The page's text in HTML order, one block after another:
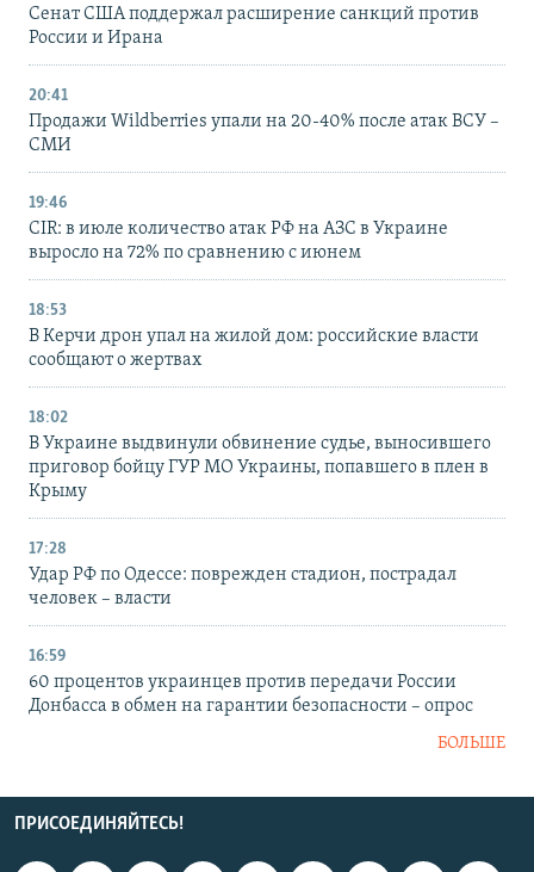
Сенат США поддержал расширение санкций против
России и Ирана
20:41
Продажи Wildberries упали на 20-40% после атак ВСУ –
СМИ
19:46
CIR: в июле количество атак РФ на АЗС в Украине
выросло на 72% по сравнению с июнем
18:53
В Керчи дрон упал на жилой дом: российские власти
сообщают о жертвах
18:02
В Украине выдвинули обвинение судье, выносившего
приговор бойцу ГУР МО Украины, попавшего в плен в
Крыму
17:28
Удар РФ по Одессе: поврежден стадион, пострадал
человек – власти
16:59
60 процентов украинцев против передачи России
Донбасса в обмен на гарантии безопасности – опрос
БОЛЬШЕ
ПРИСОЕДИНЯЙТЕСЬ!